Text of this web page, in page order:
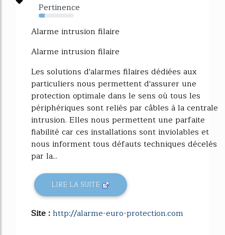
Pertinence
17%
Alarme intrusion filaire
Alarme intrusion filaire
Les solutions d'alarmes filaires dédiées aux
particuliers nous permettent d'assurer une
protection optimale dans le sens où tous les
périphériques sont reliés par câbles à la centrale
intrusion. Elles nous permettent une parfaite
fiabilité car ces installations sont inviolables et
nous informent tous défauts techniques décelés
par la...
LIRE LA SUITE
Site :http://alarme-euro-protection.com